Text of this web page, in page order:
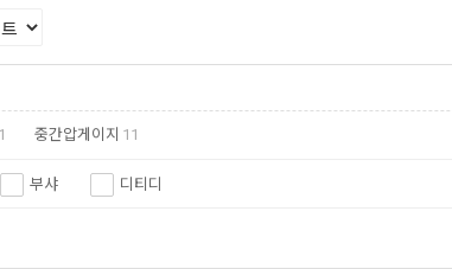
1 중간압게이지 11
부샤 디티디